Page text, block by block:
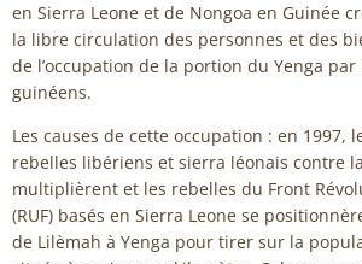
en Sierra Leone et de Nongoa en Guinée
la libre circulation des personnes et des
de l’occupation de la portion du Yenga
guinéens.
Les causes de cette occupation : en 1997,
rebelles libériens et sierra léonais contre
multiplièrent et les rebelles du Front
(RUF) basés en Sierra Leone se
de Lilèmah à Yenga pour tirer sur la